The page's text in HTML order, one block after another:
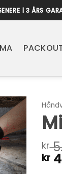
| 3 ÅRS
kr
kr